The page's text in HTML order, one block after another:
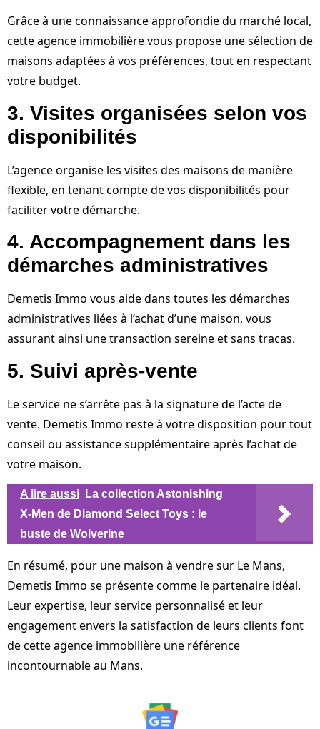
Grâce à une connaissance approfondie du marché local,
cette agence immobilière vous propose une sélection de
maisons adaptées à vos préférences, tout en respectant
votre budget.
3. Visites organisées selon vos
disponibilités
L’agence organise les visites des maisons de manière
flexible, en tenant compte de vos disponibilités pour
faciliter votre démarche.
4. Accompagnement dans les
démarches administratives
Demetis Immo vous aide dans toutes les démarches
administratives liées à l’achat d’une maison, vous
assurant ainsi une transaction sereine et sans tracas.
5. Suivi après-vente
Le service ne s’arrête pas à la signature de l’acte de
vente. Demetis Immo reste à votre disposition pour tout
conseil ou assistance supplémentaire après l’achat de
votre maison.
A lire aussi
La collection Astonishing
X-Men de Diamond Select Toys : le
buste de Wolverine
En résumé, pour une maison à vendre sur Le Mans,
Demetis Immo se présente comme le partenaire idéal.
Leur expertise, leur service personnalisé et leur
engagement envers la satisfaction de leurs clients font
de cette agence immobilière une référence
incontournable au Mans.